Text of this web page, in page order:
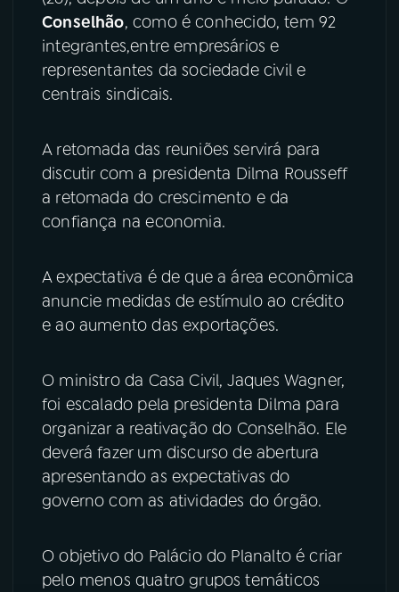
PODCASTS
06VIDEOCASTS
FESTIVAL DE MÚSICA
YouTube Facebook
Instagram X
TikTok
Conselhão, como é conhecido, tem 92
integrantes,entre empresários e
representantes da sociedade civil e
centrais sindicais.
A retomada das reuniões servirá para
discutir com a presidenta Dilma Rousseff
a retomada do crescimento e da
confiança na economia.
A expectativa é de que a área econômica
anuncie medidas de estímulo ao crédito
e ao aumento das exportações.
O ministro da Casa Civil, Jaques Wagner,
foi escalado pela presidenta Dilma para
organizar a reativação do Conselhão. Ele
deverá fazer um discurso de abertura
apresentando as expectativas do
governo com as atividades do órgão.
O objetivo do Palácio do Planalto é criar
pelo menos quatro grupos temáticos